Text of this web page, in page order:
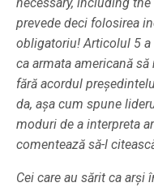
necessary, including
prevede deci folosirea
obligatoriu! Articolul 5
ca armata americană
fără acordul
da, așa cum spune
moduri de a interpreta
comentează să-l
Cei care au sărit ca arși